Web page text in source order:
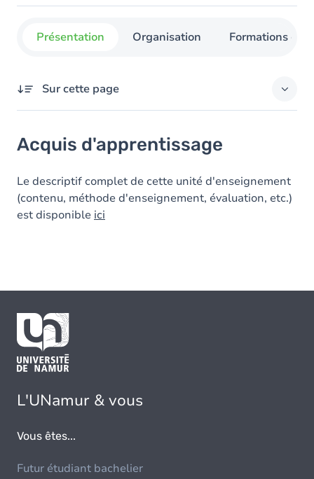
Présentation Organisation Formations
Sur cette page
Acquis d'apprentissage
Le descriptif complet de cette unité d'enseignement
(contenu, méthode d'enseignement, évaluation, etc.)
est disponible ici
L'UNamur & vous
Vous êtes...
Futur étudiant bachelier